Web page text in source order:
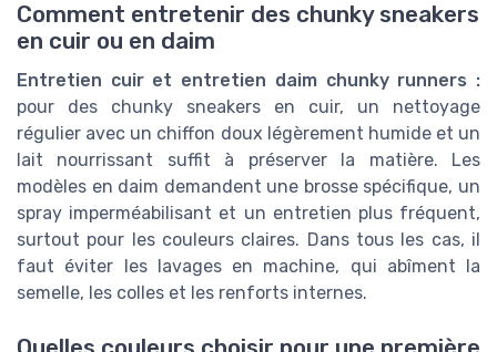
Comment entretenir des chunky sneakers
en cuir ou en daim
Entretien cuir et entretien daim chunky runners :
pour des chunky sneakers en cuir, un nettoyage
régulier avec un chiffon doux légèrement humide et un
lait nourrissant suffit à préserver la matière. Les
modèles en daim demandent une brosse spécifique, un
spray imperméabilisant et un entretien plus fréquent,
surtout pour les couleurs claires. Dans tous les cas, il
faut éviter les lavages en machine, qui abîment la
semelle, les colles et les renforts internes.